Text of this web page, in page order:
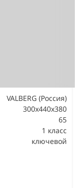
VALBERG (Россия)
300x440x380
65
1 класс
ключевой